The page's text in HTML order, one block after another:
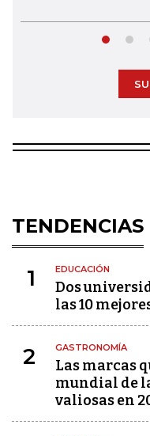
TENDENCIAS
1 EDUCACIÓN
Dos
las 10
2 GASTRONOMÍA
Las marcas
mundial de
valiosas en